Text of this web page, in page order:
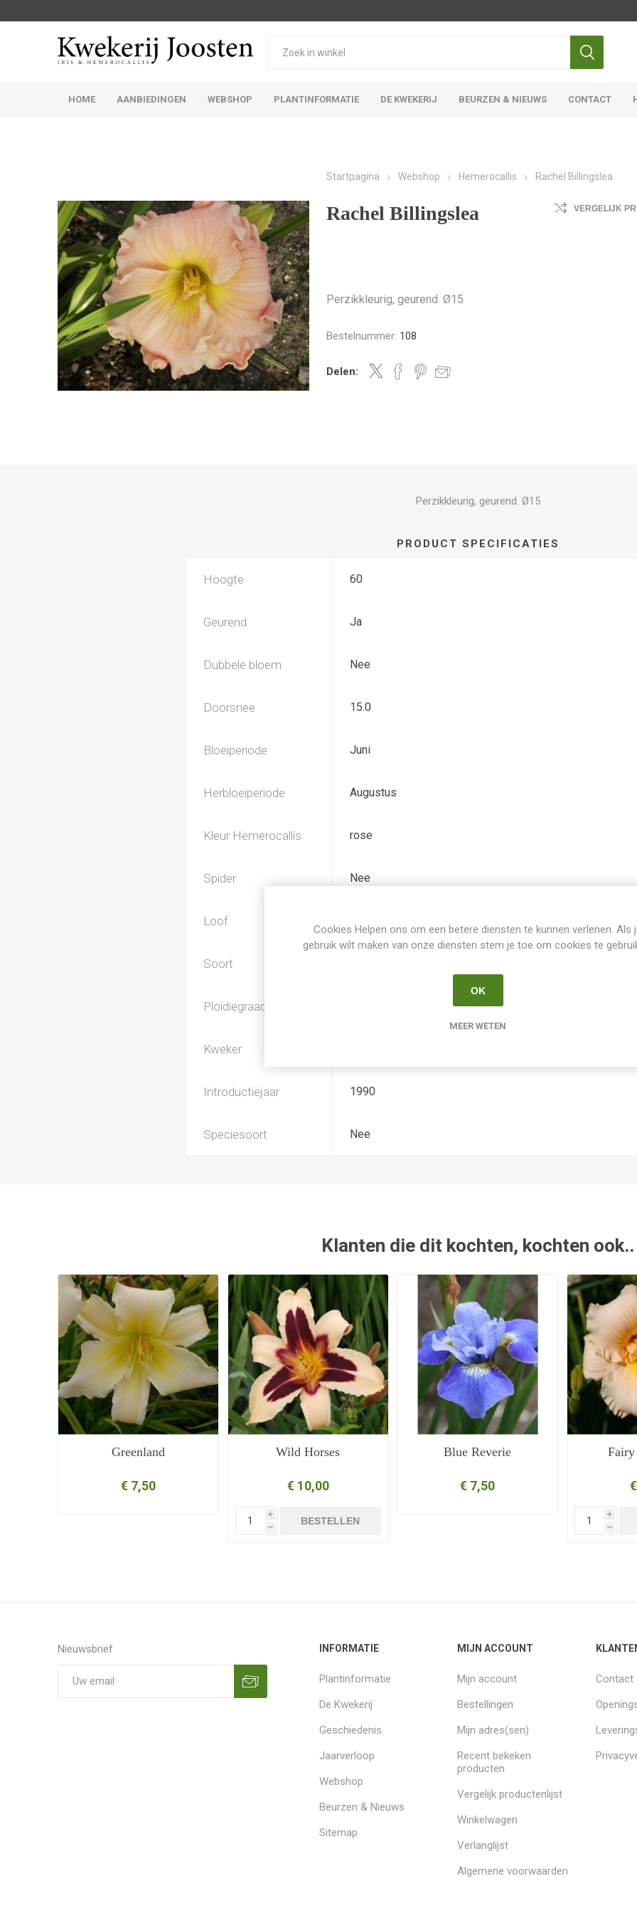
HOME AANBIEDINGEN WEBSHOP PLANTINFORMATIE DE KWEKERIJ BEURZEN & NIEUWS CONTACT
Startpagina Webshop Hemerocallis Rachel Billingslea
Rachel Billingslea VERGELIJK
Perzikkleurig, geurend. Ø15
Bestelnummer: 108
Delen:
Perzikkleurig, geurend. Ø15
PRODUCT SPECIFICATIES
Hoogte 60
Geurend Ja
Dubbele bloem Nee
Doorsnee 15.0
Bloeiperiode Juni
Herbloeiperiode Augustus
Kleur Hemerocallis rose
Spider Nee
Loof
Soort
Ploïdiegraad
Kweker
Introductiejaar 1990
Speciesoort Nee
Klanten die dit kochten, kochten ook..
Greenland
€ 7,50
Wild Horses
€ 10,00
i
h
BESTELLEN
Blue Reverie
€ 7,50
i
h
Nieuwsbrief INFORMATIE
Plantinformatie
De Kwekerij
Geschiedenis
Jaarverloop
Webshop
Beurzen & Nieuws
Sitemap
MIJN ACCOUNT
Mijn account
Bestellingen
Mijn adres(sen)
Recent bekeken
producten
Vergelijk productenlijst
Winkelwagen
Verlanglijst
Algemene voorwaarden
Contact
Cookies Helpen ons om een betere diensten te kunnen verlenen. Als
gebruik wilt maken van onze diensten stem je toe om cookies te
OK
MEER WETEN